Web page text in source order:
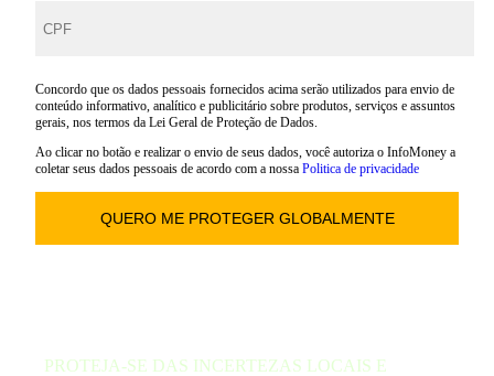
Concordo que os dados pessoais fornecidos acima serão utilizados para envio de
conteúdo informativo, analítico e publicitário sobre produtos, serviços e assuntos
gerais, nos termos da Lei Geral de Proteção de Dados.
Ao clicar no botão e realizar o envio de seus dados, você autoriza o InfoMoney a
coletar seus dados pessoais de acordo com a nossa Politica de privacidade
PROTEJA-SE DAS INCERTEZAS LOCAIS E